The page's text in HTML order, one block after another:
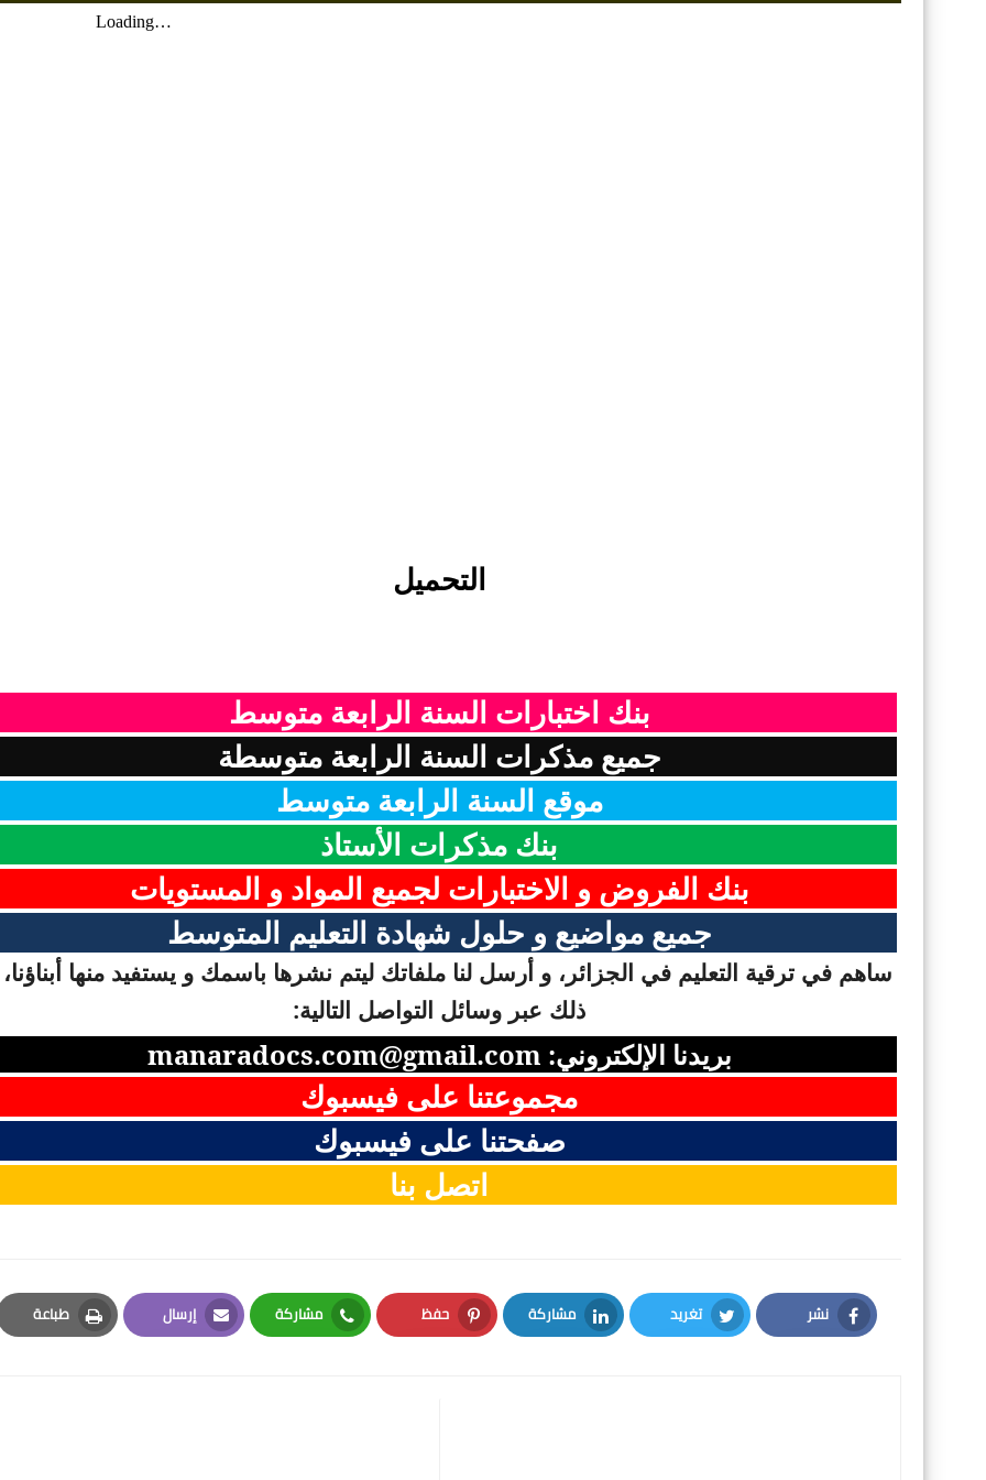
التحميل
بنك اختبارات السنة الرابعة متوسط
جميع مذكرات السنة الرابعة متوسطة
موقع السنة الرابعة متوسط
بنك مذكرات الأستاذ
بنك الفروض و الاختبارات لجميع المواد و المستويات
جميع مواضيع و حلول شهادة التعليم المتوسط
ساهم في ترقية التعليم في الجزائر، و أرسل لنا ملفاتك ليتم نشرها باسمك و يستفيد منها
ذلك عبر وسائل التواصل التالية:
بريدنا الإلكتروني: manaradocs.com@gmail.com
مجموعتنا على فيسبوك
صفحتنا على فيسبوك
اتصل بنا
نشر
Facebook
تغريد
Twitter
مشاركة
LinkedIn
حفظ
Pinterest
مشاركة
Whatsapp
إرسال
Email
طباعة
Print